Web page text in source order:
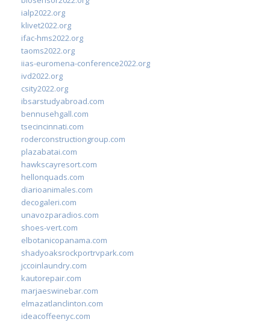
ialp2022.org
klivet2022.org
ifac-hms2022.org
taoms2022.org
iias-euromena-conference2022.org
ivd2022.org
csity2022.org
ibsarstudyabroad.com
bennusehgall.com
tsecincinnati.com
roderconstructiongroup.com
plazabatai.com
hawkscayresort.com
hellonquads.com
diarioanimales.com
decogaleri.com
unavozparadios.com
shoes-vert.com
elbotanicopanama.com
shadyoaksrockportrvpark.com
jccoinlaundry.com
kautorepair.com
marjaeswinebar.com
elmazatlanclinton.com
ideacoffeenyc.com